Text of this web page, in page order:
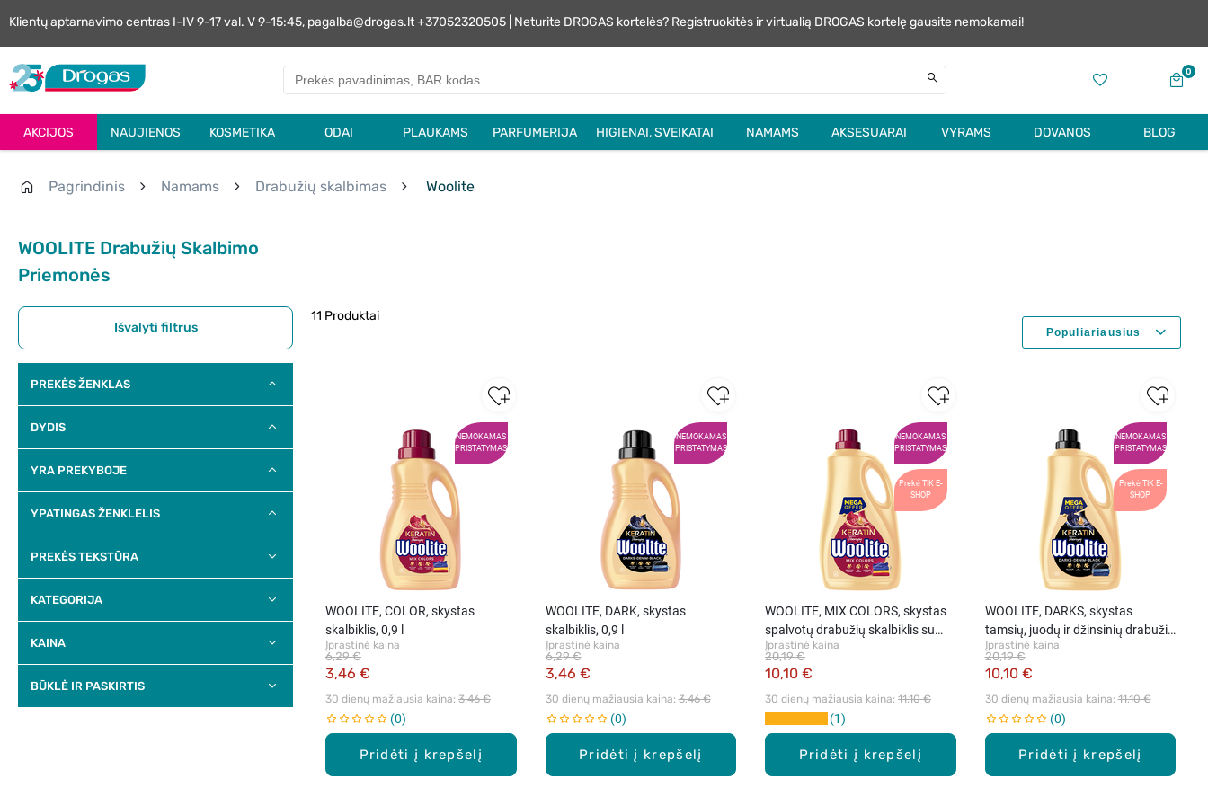
Klientų aptarnavimo centras I-IV 9-17 val. V 9-15:45, pagalba@drogas.lt +37052320505 | Neturite DROGAS kortelės? Registruokitės ir virtualią DROGAS kortelę gausite nemokamai!
0
AKCIJOS NAUJIENOS KOSMETIKA ODAI PLAUKAMS PARFUMERIJA HIGIENAI, SVEIKATAI NAMAMS AKSESUARAI VYRAMS DOVANOS BLOG
Pagrindinis Namams Drabužių skalbimas Woolite
WOOLITE Drabužių Skalbimo
Priemonės
Išvalyti filtrus
PREKĖS ŽENKLAS
DYDIS
YRA PREKYBOJE
YPATINGAS ŽENKLELIS
PREKĖS TEKSTŪRA
KATEGORIJA
KAINA
BŪKLĖ IR PASKIRTIS
11 Produktai
NEMOKAMAS
PRISTATYMAS
Pridėti į krepšelį
WOOLITE, COLOR, skystas
skalbiklis, 0,9 l
Įprastinė kaina
3,46 €
6,29 €
30 dienų mažiausia kaina: 3,46 €
0
NEMOKAMAS
PRISTATYMAS
Pridėti į krepšelį
WOOLITE, DARK, skystas
skalbiklis, 0,9 l
Įprastinė kaina
3,46 €
6,29 €
30 dienų mažiausia kaina: 3,46 €
0
NEMOKAMAS
PRISTATYMAS
Prekė TIK E-
SHOP
Pridėti į krepšelį
WOOLITE, MIX COLORS, skystas
spalvotų drabužių skalbiklis su
keratinu, 3,6 L
Įprastinė kaina
10,10 €
20,19 €
30 dienų mažiausia kaina: 11,10 €
1
NEMOKAMAS
PRISTATYMAS
Prekė TIK E-
SHOP
Pridėti į krepšelį
WOOLITE, DARKS, skystas
tamsių, juodų ir džinsinių drabužių
skalbiklis su keratinu, 3,6 L
Įprastinė kaina
10,10 €
20,19 €
30 dienų mažiausia kaina: 11,10 €
0